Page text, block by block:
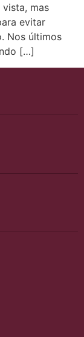
mas
evitar
Nos últimos
[…]